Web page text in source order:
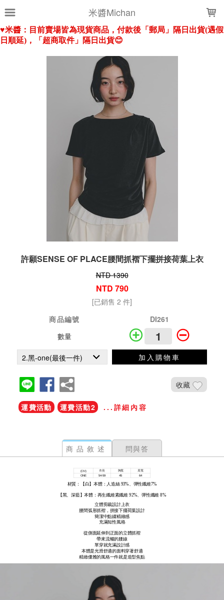
米醬Michan
許願SENSE OF PLACE腰間抓褶下擺拼接荷葉上衣
NTD 1390
NTD 790
[已銷售 2 件]
商品編號
DI261
數量
加入購物車
收藏
運費活動 運費活動2 ...詳細內容
商品敘述 問與答